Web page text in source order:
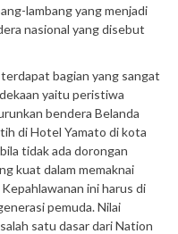
lambang yang menjadi
nasional yang disebut
bagian yang sangat
yaitu peristiwa
bendera Belanda
di Hotel Yamato di kota
tidak ada dorongan
kuat dalam memaknai
ini harus di
pemuda. Nilai
satu dasar dari Nation